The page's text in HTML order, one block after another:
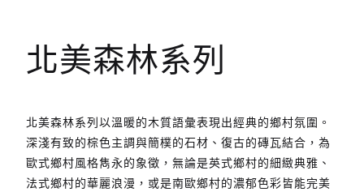
北美森林系列
北美森林系列以溫暖的木質語彙表現出經典的鄉村氛圍。
深淺有致的棕色主調與簡樸的石材、復古的磚瓦結合，為
歐式鄉村風格雋永的象徵，無論是英式鄉村的細緻典雅、
法式鄉村的華麗浪漫，或是南歐鄉村的濃郁色彩皆能完美